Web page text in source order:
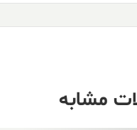
مشابه